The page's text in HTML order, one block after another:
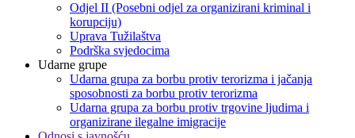
Odjel II (Posebni odjel za organizirani kriminal i
korupciju)
Uprava Tužilaštva
Podrška svjedocima
Udarne grupe
Udarna grupa za borbu protiv terorizma i jačanja
sposobnosti za borbu protiv terorizma
Udarna grupa za borbu protiv trgovine ljudima i
organizirane ilegalne imigracije